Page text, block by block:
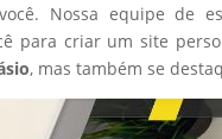
Nossa equipe de
para criar um site
, mas também se